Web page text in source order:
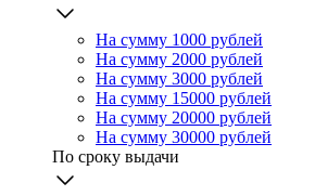
На сумму 1000 рублей
На сумму 2000 рублей
На сумму 3000 рублей
На сумму 15000 рублей
На сумму 20000 рублей
На сумму 30000 рублей
По сроку выдачи